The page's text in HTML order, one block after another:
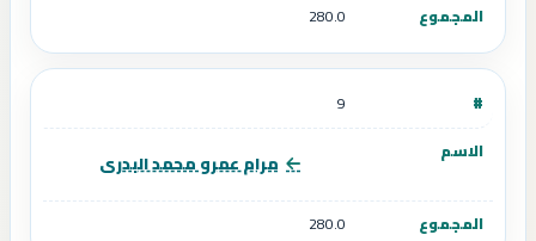
280.0
9
مرام عمرو محمد البدرى
280.0